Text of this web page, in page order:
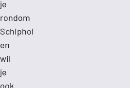
i
p
e
je
rondom
Schiphol
en
wil
je
ook